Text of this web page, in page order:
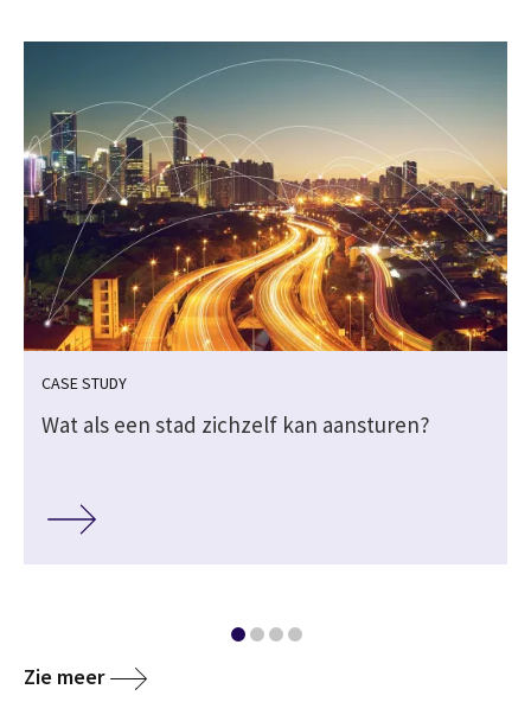
CASE STUDY
Wat als een stad zichzelf kan aansturen?
Zie meer